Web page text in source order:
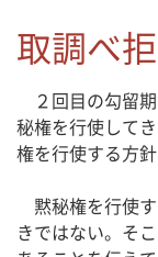
取調べ
２回目の勾留
秘権を行使して
権を行使する方針
黙秘権を行使
きではない。そ